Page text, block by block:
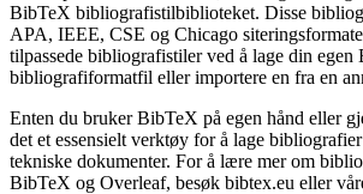
BibTeX bibliografistilbiblioteket. Disse
APA, IEEE, CSE og Chicago
tilpassede bibliografistiler ved å lage din egen
bibliografiformatfil eller importere en fra en
Enten du bruker BibTeX på egen hånd eller
det et essensielt verktøy for å lage
tekniske dokumenter. For å lære mer om
BibTeX og Overleaf, besøk bibtex.eu eller